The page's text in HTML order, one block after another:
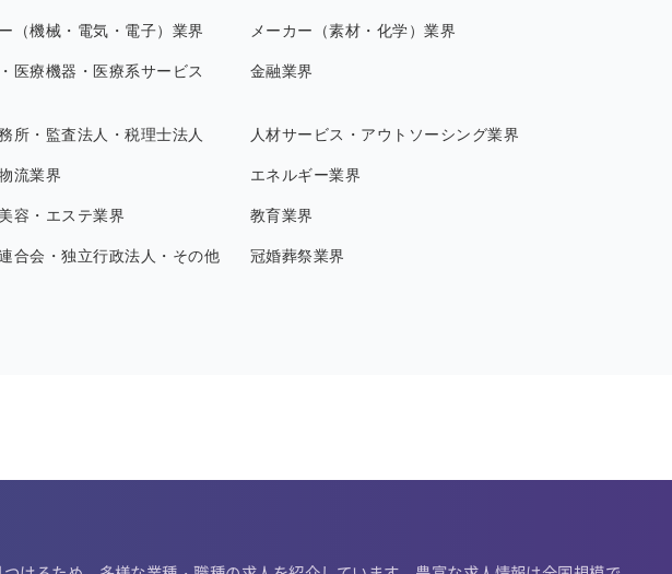
（機械・電気・電子）業界 メーカー（素材・化学）業界
医療機器・医療系サービス 金融業界
所・監査法人・税理士法人 人材サービス・アウトソーシング業界
流業界 エネルギー業界
容・エステ業界 教育業界
合会・独立行政法人・その他
冠婚葬祭業界